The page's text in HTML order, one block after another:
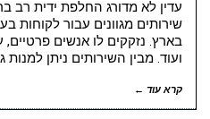
עדין לא מדורג החלפת ידית רב
שירותים מגוונים עבור לקוחות
בארץ. נזקקים לו אנשים פרטיים,
ועוד. מבין השירותים ניתן למנות
קרא עוד ←